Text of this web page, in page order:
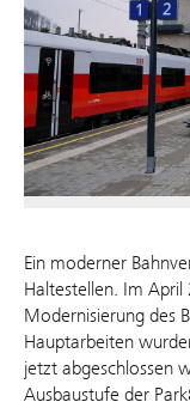
Ein moderner
Haltestellen. Im
Modernisierung des
Hauptarbeiten
jetzt abgeschlossen
Ausbaustufe der